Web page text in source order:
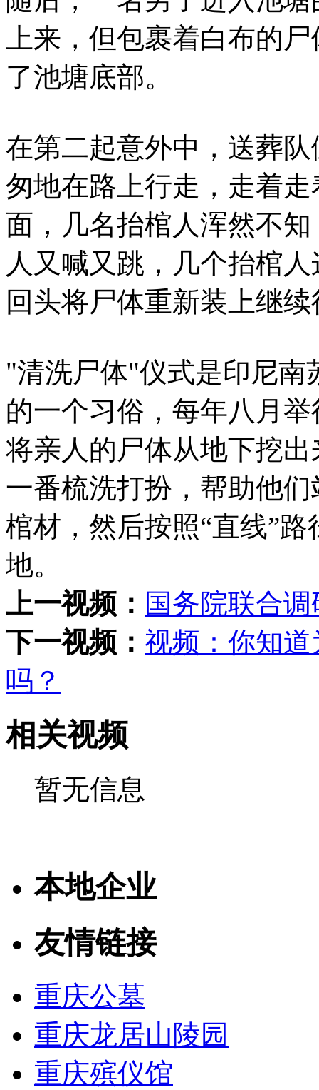
上来，但包裹着白布的
了池塘底部。
在第二起意外中，送葬
匆地在路上行走，走着
面，几名抬棺人浑然不
人又喊又跳，几个抬棺
回头将尸体重新装上继
"清洗尸体"仪式是印尼南
的一个习俗，每年八月
将亲人的尸体从地下挖
一番梳洗打扮，帮助他
棺材，然后按照“直线”
地。
上一视频： 国务院联合
下一视频： 视频：你知
吗？
相关视频
暂无信息
本地企业
友情链接
重庆公墓
重庆龙居山陵园
重庆殡仪馆